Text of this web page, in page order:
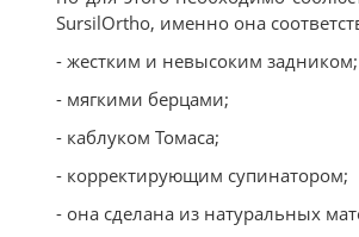
SursilOrtho, именно она
- жестким и невысоким задником;
- мягкими берцами;
- каблуком Томаса;
- корректирующим супинатором;
- она сделана из натуральных